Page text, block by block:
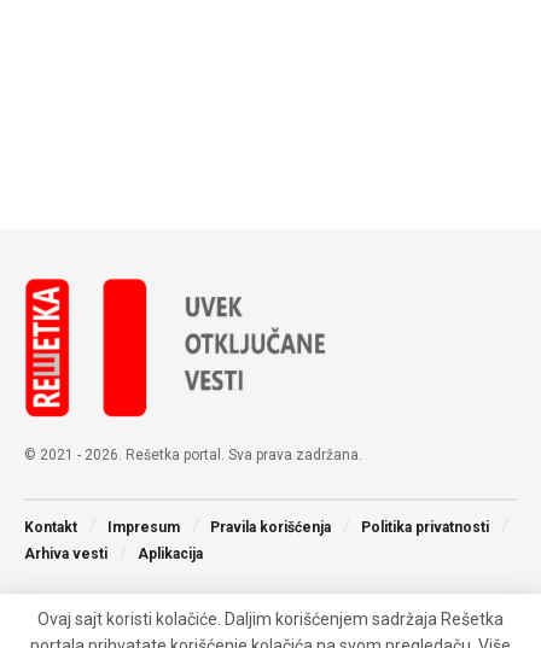
© 2021 - 2026. Rešetka portal. Sva prava zadržana.
Kontakt Impresum Pravila korišćenja
Politika privatnosti
Arhiva vesti
Aplikacija
Ovaj sajt koristi kolačiće. Daljim korišćenjem sadržaja Rešetka